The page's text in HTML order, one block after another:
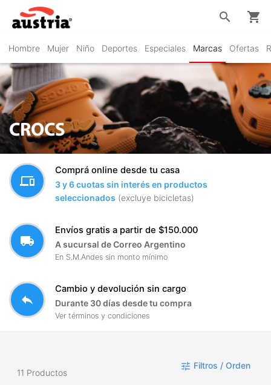
Hombre Mujer Niño Deportes Especiales Marcas Ofertas
search shopping_cart
CROCS
devices
Comprá online desde tu casa
3 y 6 cuotas sin interés en productos
seleccionados (excluye bicicletas)
local_shipping
Envíos gratis a partir de $150.000
A sucursal de Correo Argentino
En S.M.Andes sin monto mínimo
reply
Cambio y devolución sin cargo
Durante 30 días desde tu compra
Ver términos y condiciones
11 Productos
tune Filtros / Orden